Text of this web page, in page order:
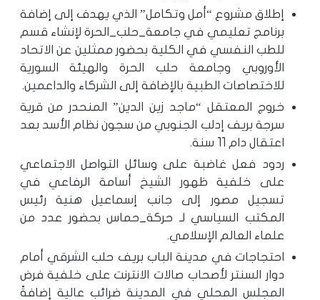
إطلاق مشروع “أمل وتكامل” الذي يهدف إلى إضافة
برنامج تعليمي في جامعة_حلب_الحرة لإنشاء قسم
للطب النفسي في الكلية بحضور ممثلين عن الاتحاد
الأوروبي وجامعة حلب الحرة والهيئة السورية
للاختصاصات الطبية بالإضافة إلى الشركاء والداعمين.
خروج المعتقل “ماجد زين الدين” المنحدر من قرية
سرجة بريف إدلب الجنوبي من سجون نظام الأسد بعد
اعتقال دام 11 سنة.
ردود فعل غاضبة على وسائل التواصل الاجتماعي
على خلفية ظهور الشيخ أسامة الرفاعي في
تسجيل مصور إلى جانب إسماعيل هنية رئيس
المكتب السياسي لـ حركة_حماس بحضور عدد من
علماء العالم الإسلامي.
احتجاجات في مدينة الباب بريف حلب الشرقي أمام
دوار السنتر لأصحاب صالات الانترنت على خلفية فرض
المجلس المحلي في المدينة ضرائب عالية إضافةً